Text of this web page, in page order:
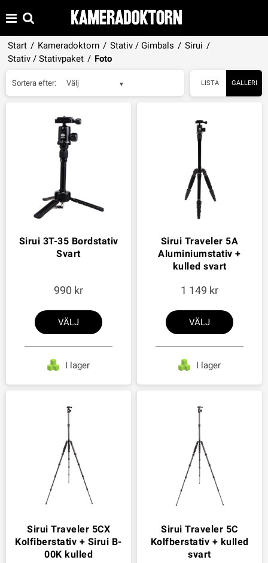
Start / Kameradoktorn / Stativ / Gimbals / Sirui /
Stativ / Stativpaket / Foto
LISTA GALLERI
Sortera efter: Välj
Sirui 3T-35 Bordstativ
Svart
990
VÄLJ
I lager
Sirui Traveler 5A
Aluminiumstativ +
kulled svart
1 149
VÄLJ
I lager
Sirui Traveler 5CX
Kolfiberstativ + Sirui B-
00K kulled
Sirui Traveler 5C
Kolfberstativ + kulled
svart